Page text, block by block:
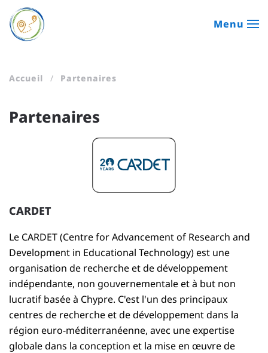
Passer au contenu principal Menu
Accueil Partenaires
Partenaires
CARDET
Le CARDET (Centre for Advancement of Research and
Development in Educational Technology) est une
organisation de recherche et de développement
indépendante, non gouvernementale et à but non
lucratif basée à Chypre. C'est l'un des principaux
centres de recherche et de développement dans la
région euro-méditerranéenne, avec une expertise
globale dans la conception et la mise en œuvre de